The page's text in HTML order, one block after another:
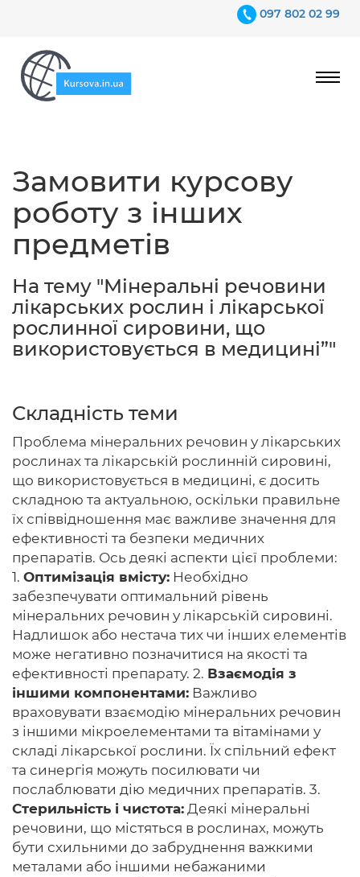
097 802 02 99
Замовити курсову
роботу з інших
предметів
На тему "Мінеральні речовини
лікарських рослин і лікарської
рослинної сировини, що
використовується в медицині”"
Складність теми
Проблема мінеральних речовин у лікарських
рослинах та лікарській рослинній сировині,
що використовується в медицині, є досить
складною та актуальною, оскільки правильне
їх співвідношення має важливе значення для
ефективності та безпеки медичних
препаратів. Ось деякі аспекти цієї проблеми:
1. Оптимізація вмісту: Необхідно
забезпечувати оптимальний рівень
мінеральних речовин у лікарській сировині.
Надлишок або нестача тих чи інших елементів
може негативно позначитися на якості та
ефективності препарату. 2. Взаємодія з
іншими компонентами: Важливо
враховувати взаємодію мінеральних речовин
з іншими мікроелементами та вітамінами у
складі лікарської рослини. Їх спільний ефект
та синергія можуть посилювати чи
послаблювати дію медичних препаратів. 3.
Стерильність і чистота: Деякі мінеральні
речовини, що містяться в рослинах, можуть
бути схильними до забруднення важкими
металами або іншими небажаними
Гарантії
Відгуки
Контакти
097 802 02 99
Авторам
Умови
Вхiд